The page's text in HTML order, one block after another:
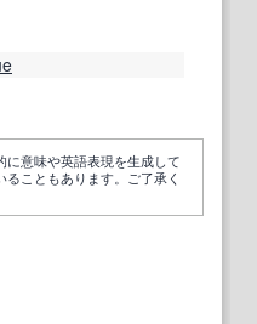
意味や英語表現を生成して
こともあります。ご了承く